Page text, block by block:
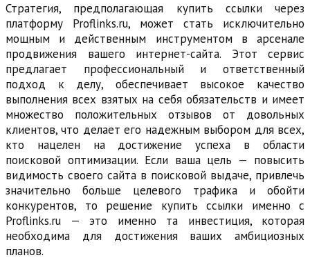
Стратегия, предполагающая купить ссылки через
платформу Proflinks.ru, может стать исключительно
мощным и действенным инструментом в арсенале
продвижения вашего интернет-сайта. Этот сервис
предлагает профессиональный и ответственный
подход к делу, обеспечивает высокое качество
выполнения всех взятых на себя обязательств и имеет
множество положительных отзывов от довольных
клиентов, что делает его надежным выбором для всех,
кто нацелен на достижение успеха в области
поисковой оптимизации. Если ваша цель — повысить
видимость своего сайта в поисковой выдаче, привлечь
значительно больше целевого трафика и обойти
конкурентов, то решение купить ссылки именно с
Proflinks.ru — это именно та инвестиция, которая
необходима для достижения ваших амбициозных
планов.